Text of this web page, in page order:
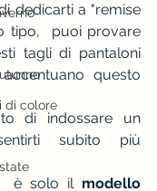
di colore
dedicarti a "remise
tipo,  puoi provare
tagli di pantaloni
questo
di indossare un
subito più
è solo il modello